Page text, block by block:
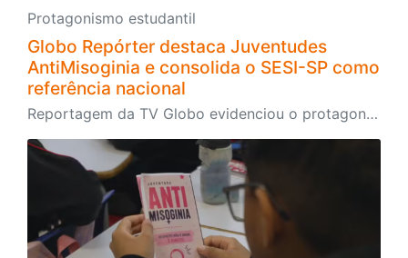
Protagonismo estudantil
Globo Repórter destaca Juventudes
AntiMisoginia e consolida o SESI-SP como
referência nacional
Reportagem da TV Globo evidenciou o protagonismo dos estudantes, o engajamento da comunidade escolar e a atuação do programa, presente nas 134 escolas da rede. A iniciativa também ganhou destaque em outros importantes veículos de imprensa ao longo do primeiro semestre